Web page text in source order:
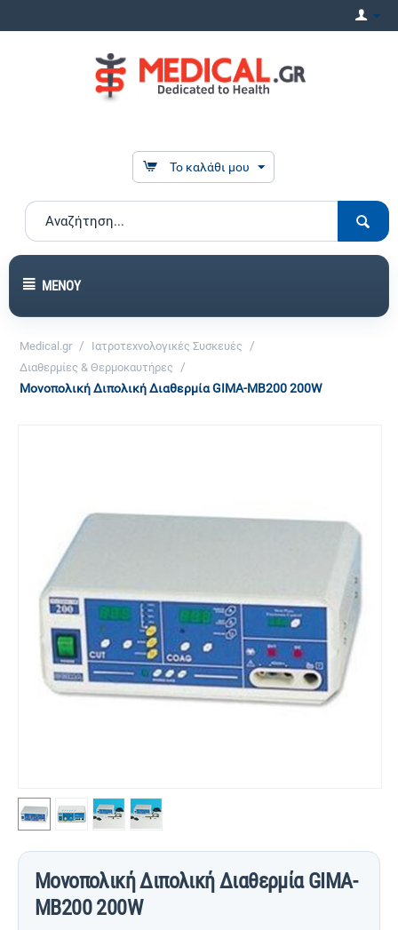
Το καλάθι μου
ΜΕΝΟΎ
Medical.gr / Ιατροτεχνολογικές Συσκευές /
Διαθερμίες & Θερμοκαυτήρες
/
Μονοπολική Διπολική Διαθερμία GIMA-ΜΒ200 200W
Μονοπολική Διπολική Διαθερμία GIMA-
ΜΒ200 200W